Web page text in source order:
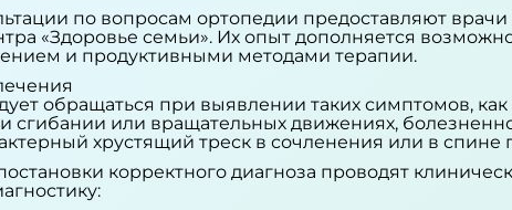
по вопросам ортопедии предоставляют
«Здоровье семьи». Их опыт дополняется
и продуктивными методами терапии.
обращаться при выявлении таких симптомов,
сгибании или вращательных движениях,
хрустящий треск в сочленения или в спине
корректного диагноза проводят